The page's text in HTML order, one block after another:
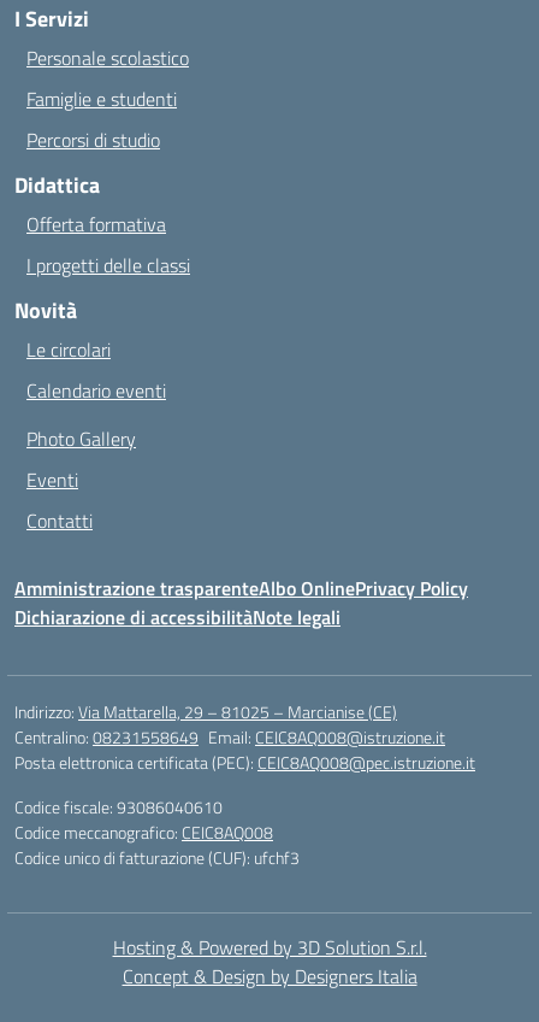
I Servizi
Personale scolastico
Famiglie e studenti
Percorsi di studio
Didattica
Offerta formativa
I progetti delle classi
Novità
Le circolari
Calendario eventi
Photo Gallery
Eventi
Contatti
Amministrazione trasparenteAlbo OnlinePrivacy Policy
Dichiarazione di accessibilitàNote legali
Indirizzo:Via Mattarella, 29 – 81025 – Marcianise (CE)
Centralino:08231558649 Email: CEIC8AQ008@istruzione.it
Posta elettronica certificata (PEC): CEIC8AQ008@pec.istruzione.it
Codice fiscale: 93086040610
Codice meccanografico: CEIC8AQ008
Codice unico di fatturazione (CUF): ufchf3
Hosting & Powered by 3D Solution S.r.l.
Concept & Design by Designers Italia